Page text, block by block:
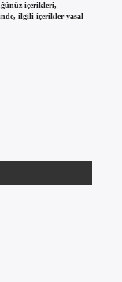
içerikleri,
ilgili içerikler yasal